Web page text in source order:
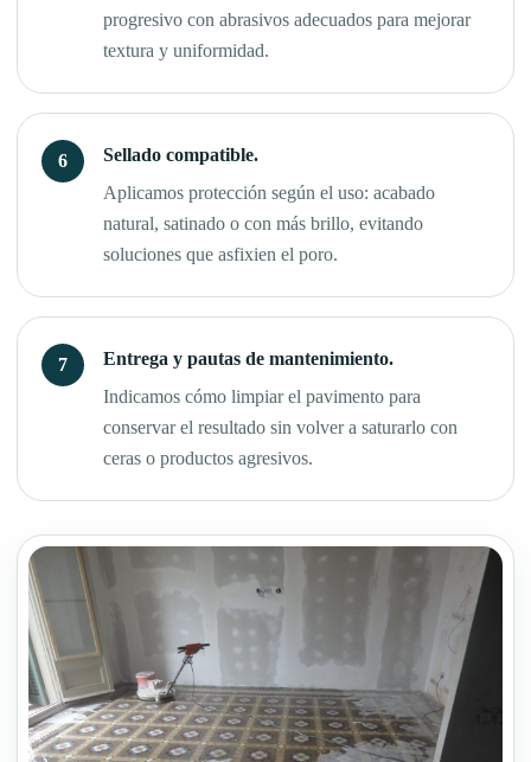
progresivo con abrasivos adecuados para mejorar
textura y uniformidad.
Sellado compatible.
Aplicamos protección según el uso: acabado
natural, satinado o con más brillo, evitando
soluciones que asfixien el poro.
Entrega y pautas de mantenimiento.
Indicamos cómo limpiar el pavimento para
conservar el resultado sin volver a saturarlo con
ceras o productos agresivos.